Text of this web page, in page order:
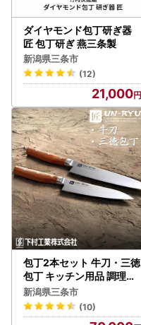
ダイヤモンド包丁研ぎ器
匠 包丁研ぎ 燕三条製
新潟県三条市
(12)
21,000
包丁2本セット 牛刀・三徳
包丁 キッチン用品 調理器
具
新潟県三条市
(10)